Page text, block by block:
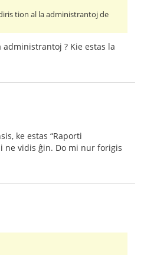
tion al la administrantoj de
? Kie estas la
ke estas “Raporti
ne vidis ĝin. Do mi nur forigis